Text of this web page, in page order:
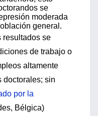
se
moderada
general.
resultados se
de trabajo o
altamente
doctorales; sin
por la
Bélgica)